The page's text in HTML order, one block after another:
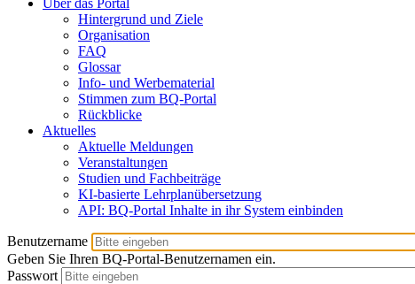
Über das Portal
Hintergrund und Ziele
Organisation
FAQ
Glossar
Info- und Werbematerial
Stimmen zum BQ-Portal
Rückblicke
Aktuelles
Aktuelle Meldungen
Veranstaltungen
Studien und Fachbeiträge
KI-basierte Lehrplanübersetzung
API: BQ-Portal Inhalte in ihr System einbinden
Benutzername
Geben Sie Ihren BQ-Portal-Benutzernamen ein.
Passwort